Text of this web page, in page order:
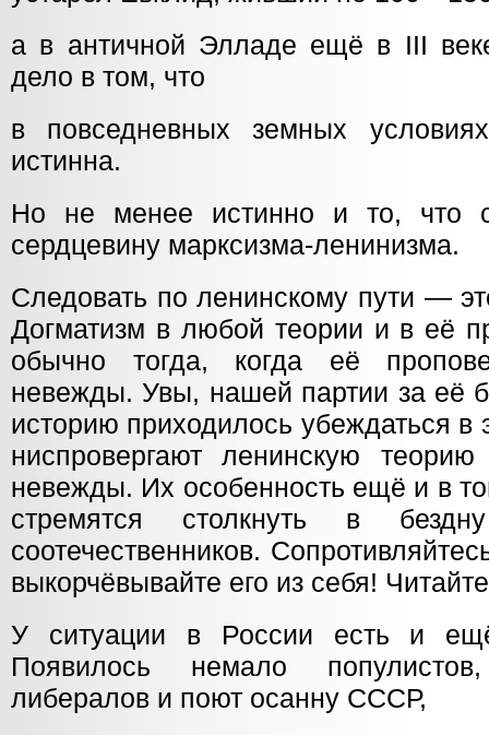
а в античной Элладе ещё в III
дело в том, что
в повседневных земных
истинна.
Но не менее истинно и то, что
сердцевину марксизма-ленинизма.
Следовать по ленинскому пути —
Догматизм в любой теории и в её
обычно тогда, когда её
невежды. Увы, нашей партии за её
историю приходилось убеждаться в
ниспровергают ленинскую
невежды. Их особенность ещё и в
стремятся столкнуть в
соотечественников.
выкорчёвывайте его из себя!
У ситуации в России есть и
Появилось немало
либералов и поют осанну СССР,